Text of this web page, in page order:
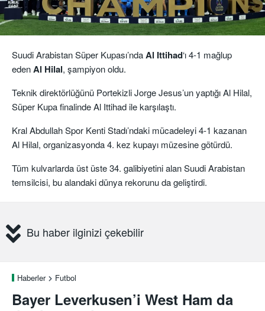
Suudi Arabistan Süper Kupası’ndaAl Ittihad‘ı 4-1 mağlup
edenAl Hilal, şampiyon oldu.
Teknik direktörlüğünü Portekizli Jorge Jesus’un yaptığı Al Hilal,
Süper Kupa finalinde Al Ittihad ile karşılaştı.
Kral Abdullah Spor Kenti Stadı’ndaki mücadeleyi 4-1 kazanan
Al Hilal, organizasyonda 4. kez kupayı müzesine götürdü.
Tüm kulvarlarda üst üste 34. galibiyetini alan Suudi Arabistan
temsilcisi, bu alandaki dünya rekorunu da geliştirdi.
Bu haber ilginizi çekebilir
Haberler Futbol
Bayer Leverkusen’i West Ham da